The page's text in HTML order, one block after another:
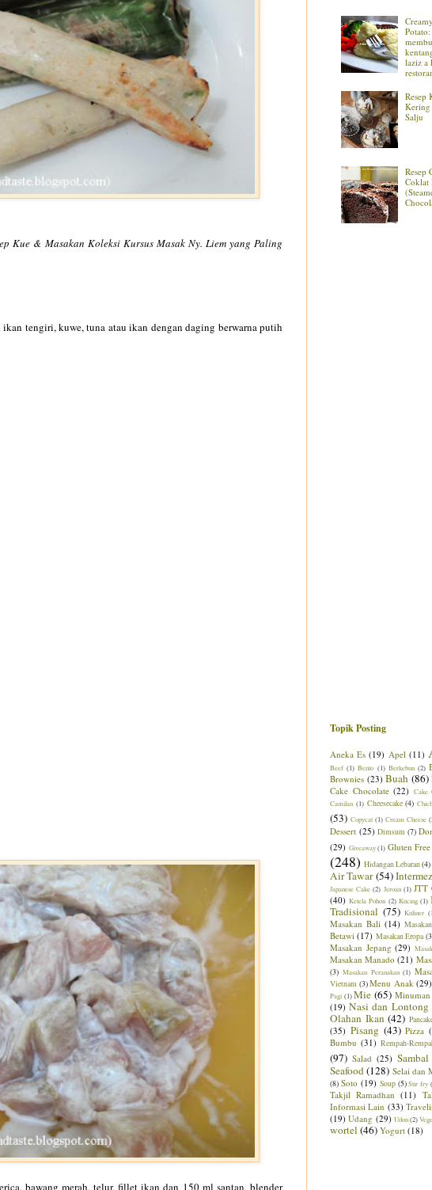
Kue & Masakan Koleksi Kursus Masak Ny. Liem yang Paling
tengiri, kuwe, tuna atau ikan dengan daging berwarna putih
bawang merah, telur, fillet ikan dan 150 ml santan, blender
laziz a
Resep
Salju
Resep
Coklat
Topik Posting
Aneka Es (19) Apel (11)
Beef (1) Bento (1) Berkebun (2)
Brownies (23) Buah (86)
Cake Chocolate (22) Cake
Camilan (1) Cheesecake (4)
(53) Copycat (1) Cream Cheese
Dessert (25) Dimsum (7)
(29) Giveaway (1) Gluten Free
(248) Hidangan Lebaran(4)
Air Tawar (54)
Japanese Cake (2) Jeroan (1) JTT
(40) Ketela Pohon (2) Kucing (1)
Tradisional (75) Kuliner
Masakan Bali (14)
Betawi (17) Masakan Eropa
Masakan Jepang (29)
Masakan Manado (21)
(3) Masakan Peranakan (1)
Vietnam (3)Menu Anak (29)
Pagi (1) Mie (65) Minuman
(19) Nasi dan Lontong
Olahan Ikan (42)
(35) Pisang (43) Pizza
Bumbu (31) Rempah-
(97) Salad (25) Sambal
Seafood(128) Selai dan
(8) Soto (19) Soup (5) Stir fry
Takjil Ramadhan (11)
Informasi Lain (33)
(19) Udang (29) Udon (2)
wortel (46) Yogurt (18)